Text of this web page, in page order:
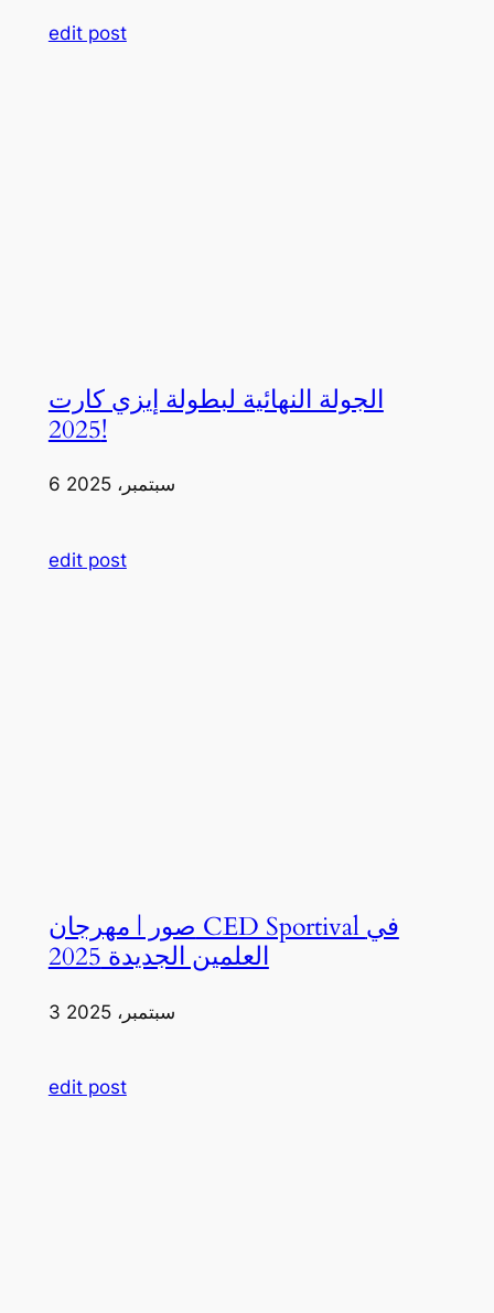
edit post
الجولة النهائية لبطولة إيزي كارت
2025!
6 سبتمبر، 2025
edit post
صور | مهرجان CED Sportival في
العلمين الجديدة 2025
3 سبتمبر، 2025
edit post